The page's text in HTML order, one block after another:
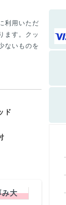
利用いただ
ます。クッ
ないものを
ド
み大